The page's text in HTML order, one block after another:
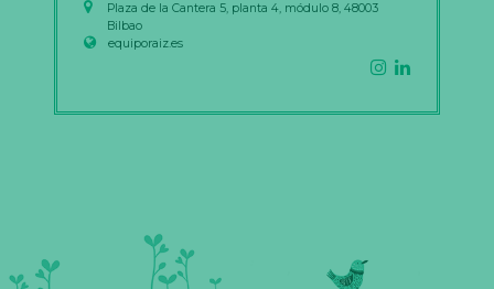
Plaza de la Cantera 5, planta 4, módulo 8, 48003
Bilbao
equiporaiz.es